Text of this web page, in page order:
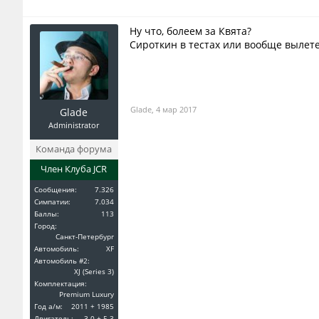
Glade
Administrator
Команда форума
Член Клуба JCR
Сообщения:
7.326
Симпатии:
7.034
Баллы:
113
Город:
Санкт-Петербург
Автомобиль:
XF
Автомобиль #2:
XJ (Series 3)
Комплектация:
Premium Luxury
Год a/м:
2011 + 1985
Ну что, болеем за Квята?
Сироткин в тестах или вообще
Glade, 4 мар 2017